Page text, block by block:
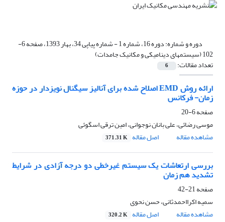
دوره و شماره: دوره 16، شماره 1 - شماره پیاپی 34، بهار 1393، صفحه 6-
102 (سیستمهای دینامیکی و مکانیک جامدات)
تعداد مقالات: 6
ارائه روش EMD اصلاح شده برای آنالیز سیگنال نویزدار در حوزه
زمان- فرکانس
صفحه6-20
موسی رضائی، علی بانان نوجوانی، امین ترقی اسگوئی
مشاهده مقاله
اصل مقاله 371.31 K
بررسی ارتعاشات یک سیستم غیرخطی دو درجه آزادی در شرایط
تشدید هم زمان
صفحه21-42
سمیه اکرااحمدثانی، حسن نحوی
مشاهده مقاله
اصل مقاله 320.2 K